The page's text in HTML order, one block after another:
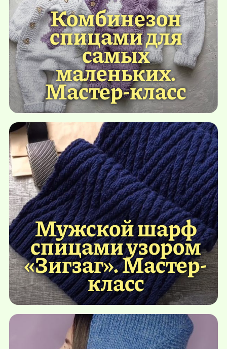
Комбинезон
спицами для
самых
маленьких.
Мастер-класс
Мужской шарф
спицами узором
«Зигзаг». Мастер-
класс